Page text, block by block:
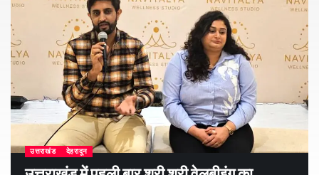
उत्तराखंड देहरादून